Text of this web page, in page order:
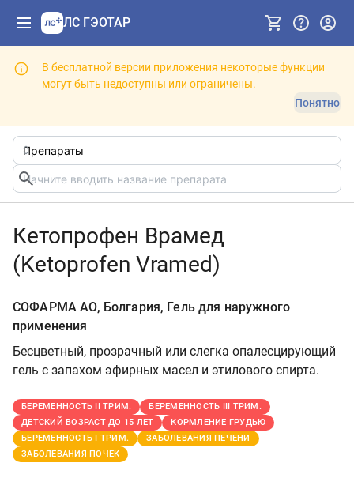
ЛС ГЭОТАР
В бесплатной версии приложения некоторые функции
могут быть недоступны или ограничены.
Понятно
Кетопрофен Врамед
(Ketoprofen Vramed)
СОФАРМА АО, Болгария, Гель для наружного
применения
Бесцветный, прозрачный или слегка опалесцирующий
гель с запахом эфирных масел и этилового спирта.
БЕРЕМЕННОСТЬ II ТРИМ.
БЕРЕМЕННОСТЬ III ТРИМ.
ДЕТСКИЙ ВОЗРАСТ ДО 15 ЛЕТ
КОРМЛЕНИЕ ГРУДЬЮ
БЕРЕМЕННОСТЬ I ТРИМ.
ЗАБОЛЕВАНИЯ ПЕЧЕНИ
ЗАБОЛЕВАНИЯ ПОЧЕК